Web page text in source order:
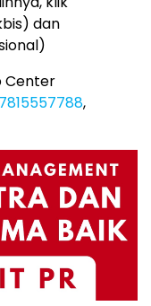
dan
Center
,